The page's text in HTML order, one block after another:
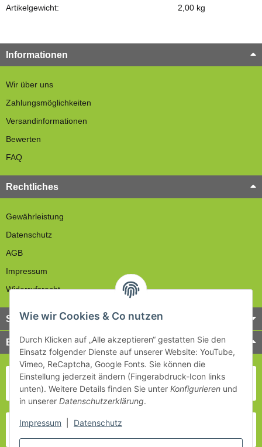
Artikelgewicht:
2,00 kg
Informationen
Wir über uns
Zahlungsmöglichkeiten
Versandinformationen
Bewerten
FAQ
Rechtliches
Gewährleistung
Datenschutz
AGB
Impressum
Widerrufsrecht
Service
Bezahlung & Versand
Wie wir Cookies & Co nutzen
Durch Klicken auf „Alle akzeptieren“ gestatten Sie den
Einsatz folgender Dienste auf unserer Website: YouTube,
Vimeo, ReCaptcha, Google Fonts. Sie können die
Einstellung jederzeit ändern (Fingerabdruck-Icon links
unten). Weitere Details finden Sie unter Konfigurieren und
in unserer Datenschutzerklärung.
Impressum Datenschutz